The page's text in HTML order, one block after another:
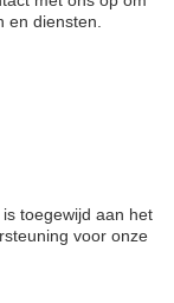
diensten.
toegewijd aan het
voor onze